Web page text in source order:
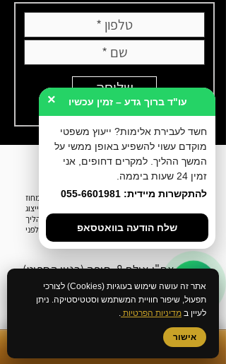
שליחה
עו״ד ברוך גדע הוא עורך דין פלילי, יוצא פרקליטות מחוז
חיפה וחבר לשכת עורכי הדין. המשרד מעניק ייצוג
וייעוץ משפטי לחשודים ונאשמים בכל שלבי ההליך
הפלילי - ייעוץ לפני חקירה, הליכי מעצר, שימוע לפני
כתב אישום וניהול תיקי בית משפט.
אח"י אילת 8, חיפה (בניין הספוט)
077-4633285
055-6601981
אתר זה עושה שימוש בעוגיות (Cookies) לצורכי
תפעול, שיפור חוויית המשתמש וסטטיסטיקה. ניתן
לעיין ב מדיניות הפרטיות .
אישור
עו"ד ברוך גדע – זמין עכשיו ×
חשד לעבירת אלימות? ייעוץ משפטי
מוקדם עשוי להשפיע באופן ממשי על
המשך ההליך. למקרים דחופים, אני
זמין 24 שעות ביממה.
להתקשרות מיידית: 055-6601981
שלח הודעה בוואטסאפ